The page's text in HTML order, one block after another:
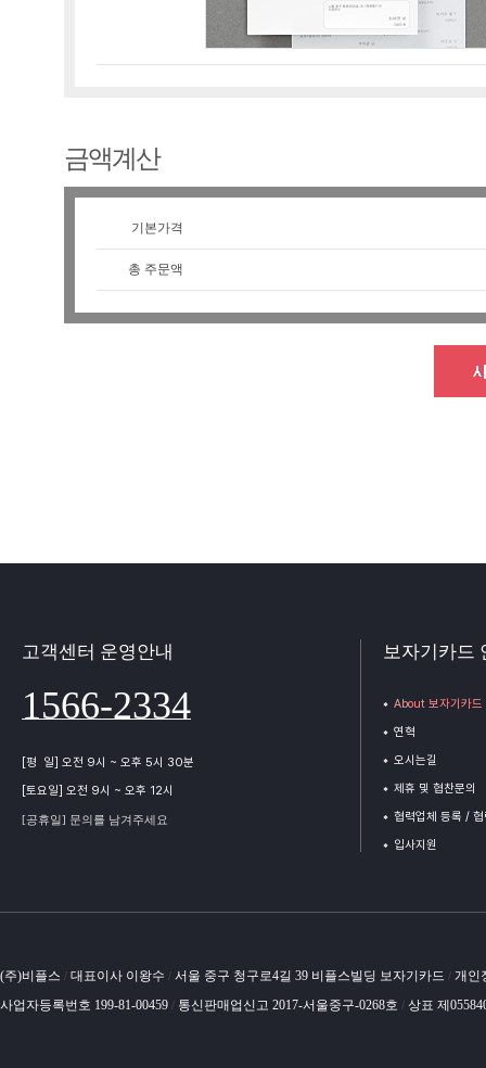
금액계산
기본가격
총 주문액
고객센터 운영안내
1566-2334
[평 일] 오전 9시 ~ 오후 5시 30분
[토요일] 오전 9시 ~ 오후 12시
[공휴일] 문의를 남겨주세요
보자기카드
About 보자기카드
연혁
오시는길
제휴 및 협찬문의
협력업체 등록 /
입사지원
(주)비플스 / 대표이사 이왕수 / 서울 중구 청구로4길 39 비플스빌딩 보자기카드 / 개인
사업자등록번호 199-81-00459 / 통신판매업신고 2017-서울중구-0268호 / 상표 제